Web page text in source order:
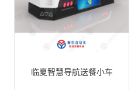
临夏智慧导航送餐小车